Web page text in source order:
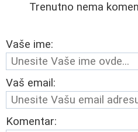
Trenutno nema
Vaše ime:
Vaš email:
Komentar: